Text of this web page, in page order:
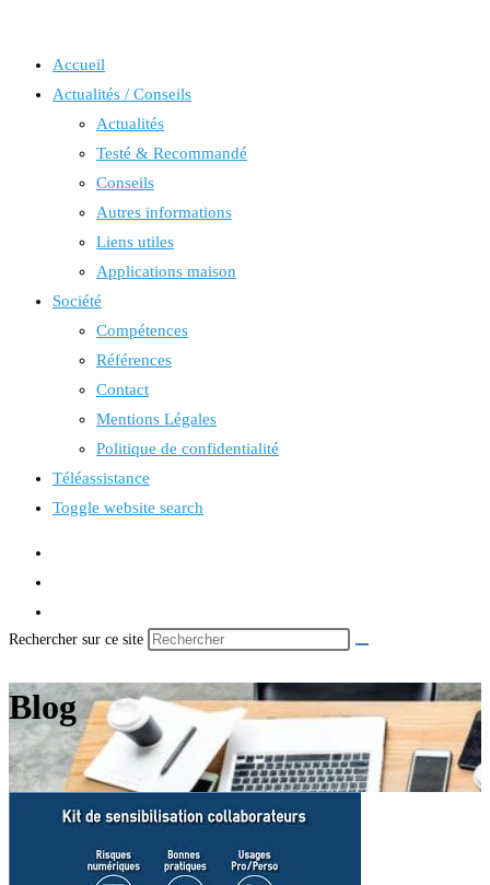
Accueil
Actualités / Conseils
Actualités
Testé & Recommandé
Conseils
Autres informations
Liens utiles
Applications maison
Société
Compétences
Références
Contact
Mentions Légales
Politique de confidentialité
Téléassistance
Toggle website search
Rechercher sur ce site
Blog